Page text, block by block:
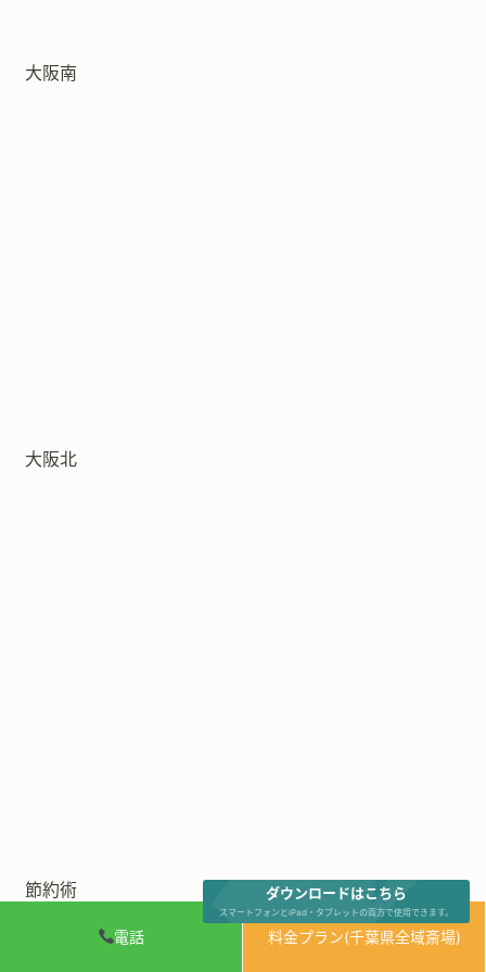
電話 料金プラン(千葉県全域斎場)
大阪南
大阪北
節約術 ダウンロードはこちら
スマートフォンとiPad・タブレットの両方で使用できます。